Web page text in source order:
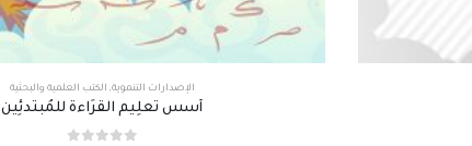
الإصدارات التنموية, الكتب العلمية والبحثية
أُسس تعلِيم الْقرَاءة للْمُبتدئِين